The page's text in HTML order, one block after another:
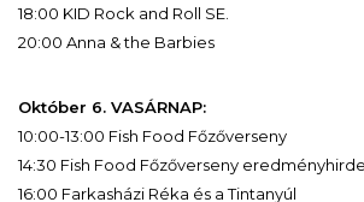
18:00 KID Rock and Roll SE.
20:00 Anna & the Barbies
Október 6. VASÁRNAP:
10:00-13:00 Fish Food Főzőverseny
14:30 Fish Food Főzőverseny
16:00 Farkasházi Réka és a Tintanyúl